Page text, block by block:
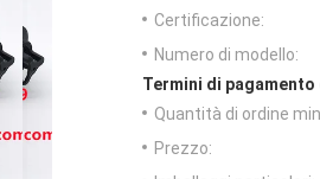
Certificazione:
Numero di modello:
Termini di pagamento
Quantità di ordine
Prezzo: